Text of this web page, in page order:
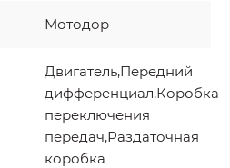
Мотодор
Двигатель,Передний
дифференциал,Коробка
переключения
передач,Раздаточная
коробка